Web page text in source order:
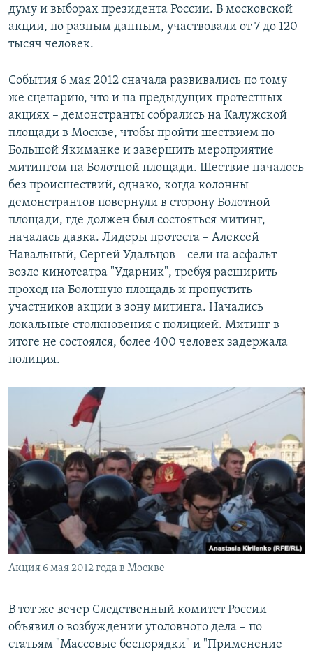
думу и выборах президента России. В московской
акции, по разным данным, участвовали от 7 до 120
тысяч человек.
События 6 мая 2012 сначала развивались по тому
же сценарию, что и на предыдущих протестных
акциях – демонстранты собрались на Калужской
площади в Москве, чтобы пройти шествием по
Большой Якиманке и завершить мероприятие
митингом на Болотной площади. Шествие началось
без происшествий, однако, когда колонны
демонстрантов повернули в сторону Болотной
площади, где должен был состояться митинг,
началась давка. Лидеры протеста – Алексей
Навальный, Сергей Удальцов – сели на асфальт
возле кинотеатра "Ударник", требуя расширить
проход на Болотную площадь и пропустить
участников акции в зону митинга. Начались
локальные столкновения с полицией. Митинг в
итоге не состоялся, более 400 человек задержала
полиция.
Акция 6 мая 2012 года в Москве
В тот же вечер Следственный комитет России
объявил о возбуждении уголовного дела – по
статьям "Массовые беспорядки" и "Применение